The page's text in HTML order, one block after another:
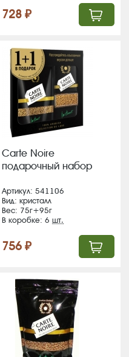
728 ₽
Carte Noire
подарочный набор
Артикул: 541106
Вид: кристалл
Вес: 75г+95г
В коробке: 6шт.
756 ₽